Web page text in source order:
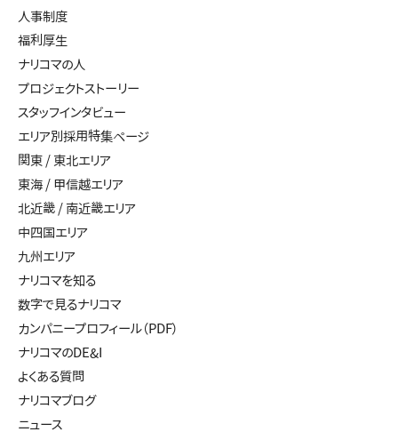
人事制度
福利厚生
ナリコマの人
プロジェクトストーリー
スタッフインタビュー
エリア別採用特集ページ
関東 / 東北エリア
東海 / 甲信越エリア
北近畿 / 南近畿エリア
中四国エリア
九州エリア
ナリコマを知る
数字で見るナリコマ
カンパニープロフィール（PDF）
ナリコマのDE&I
よくある質問
ナリコマブログ
ニュース